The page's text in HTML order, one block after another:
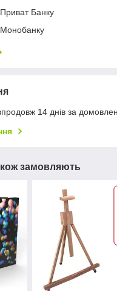
Банку
14 днів за
замовляють